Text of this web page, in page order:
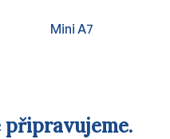
Mini A7